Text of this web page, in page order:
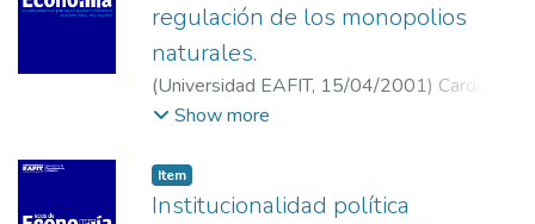
regulación de los monopolios
naturales.
(Universidad EAFIT, 15/04/2001) Cardona
l., Diana Maria;
EAFIT
Universidad de Medellin
Show more
Item
Institucionalidad política